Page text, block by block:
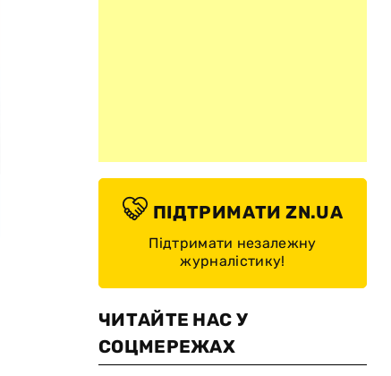
ПІДТРИМАТИ ZN.UA
Підтримати незалежну
журналістику!
ЧИТАЙТЕ НАС У
СОЦМЕРЕЖАХ